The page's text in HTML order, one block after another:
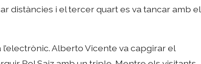
distàncies i el tercer quart es va tancar amb el
Alberto Vicente va capgirar el